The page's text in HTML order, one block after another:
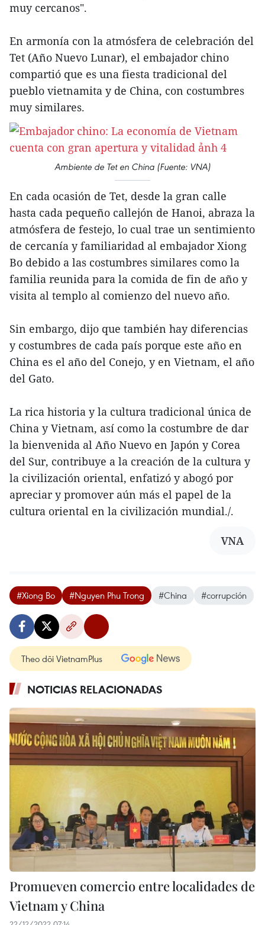
muy cercanos".
En armonía con la atmósfera de celebración del
Tet (Año Nuevo Lunar), el embajador chino
compartió que es una fiesta tradicional del
pueblo vietnamita y de China, con costumbres
muy similares.
Ambiente de Tet en China (Fuente: VNA)
En cada ocasión de Tet, desde la gran calle
hasta cada pequeño callejón de Hanoi, abraza la
atmósfera de festejo, lo cual trae un sentimiento
de cercanía y familiaridad al embajador Xiong
Bo debido a las costumbres similares como la
familia reunida para la comida de fin de año y
visita al templo al comienzo del nuevo año.
Sin embargo, dijo que también hay diferencias
y costumbres de cada país porque este año en
China es el año del Conejo, y en Vietnam, el año
del Gato.
La rica historia y la cultura tradicional única de
China y Vietnam, así como la costumbre de dar
la bienvenida al Año Nuevo en Japón y Corea
del Sur, contribuye a la creación de la cultura y
la civilización oriental, enfatizó y abogó por
apreciar y promover aún más el papel de la
cultura oriental en la civilización mundial./.
VNA
#Xiong Bo #Nguyen Phu Trong #China #corrupción
Theo dõi VietnamPlus
NOTICIAS RELACIONADAS
Promueven comercio entre localidades de
Vietnam y China